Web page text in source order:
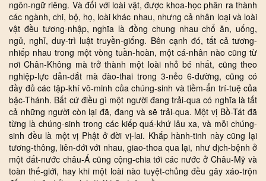
ngôn-ngữ riêng. Và đối với loài vật, được khoa-học phân ra thành
các ngành, chi, bộ, họ, loài khác nhau, nhưng cả nhân loại và loài
vật đều tương-nhập, nghĩa là đồng chung nhau chổ ăn, uống,
ngủ, nghỉ, duy-trì luật truyền-giống. Bên cạnh đó, tất cả tương-
nhiếp nhau trong một vòng tuần-hoàn, một cá-nhân nào cũng từ
nơi Chân-Không mà trở thành một loài nhỏ bé nhất, cũng theo
nghiệp-lực dẫn-dắt mà đào-thai trong 3-nẻo 6-đường, cũng có
đầy đủ các tập-khí vô-minh của chúng-sinh và tiềm-ẩn trí-tuệ của
bậc-Thánh. Bất cứ điều gì một người đang trải-qua có nghĩa là tất
cả những người còn lại đã, đang và sẽ trải-qua. Một vị Bồ-Tát đã
từng là chúng-sinh trong các kiếp quá-khứ lâu xa, và mỗi chúng-
sinh đều là một vị Phật ở đời vị-lai. Khắp hành-tinh này cũng lại
tương-thông, liên-đới với nhau, giao-thoa qua lại, như dịch-bệnh ở
một đất-nước châu-Á cũng cộng-chia tới các nước ở Châu-Mỹ và
toàn thế-giới, hay khi một loài nào tuyệt-chủng đều gây xáo-trộn